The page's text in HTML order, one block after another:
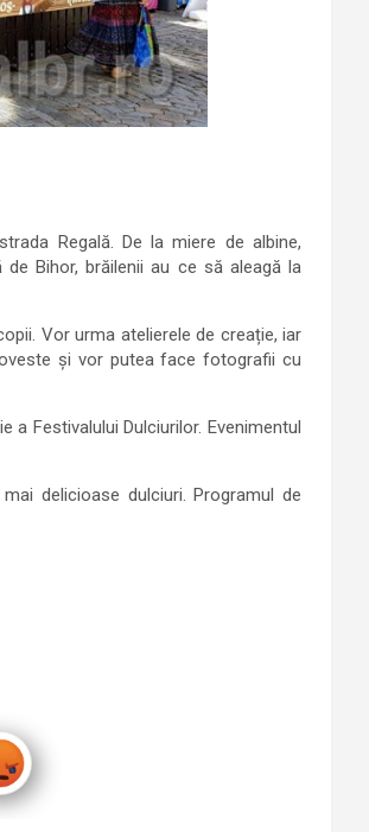
Regală. De la miere de albine,
Bihor, brăilenii au ce să aleagă la
Vor urma atelierele de creație, iar
și vor putea face fotografii cu
a Festivalului Dulciurilor. Evenimentul
delicioase dulciuri. Programul de